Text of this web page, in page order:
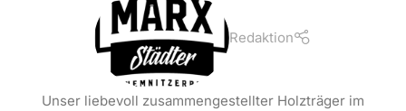
Redaktion
Unser liebevoll zusammengestellter Holzträger im